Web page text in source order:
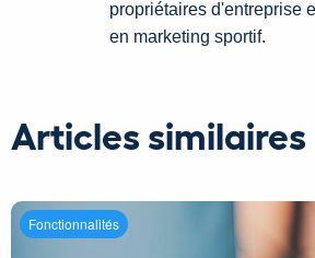
propriétaires d'entreprise
en marketing sportif.
Articles similaires
Fonctionnalités